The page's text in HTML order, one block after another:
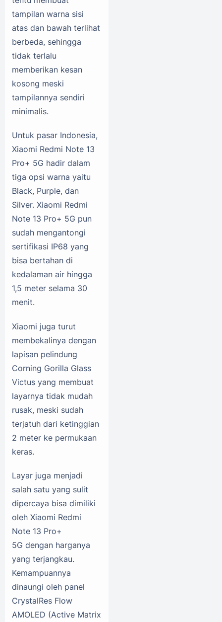
tampilan warna sisi
atas dan bawah terlihat
berbeda, sehingga
tidak terlalu
memberikan kesan
kosong meski
tampilannya sendiri
minimalis.
Untuk pasar Indonesia,
Xiaomi Redmi Note 13
Pro+ 5G hadir dalam
tiga opsi warna yaitu
Black, Purple, dan
Silver. Xiaomi Redmi
Note 13 Pro+ 5G pun
sudah mengantongi
sertifikasi IP68 yang
bisa bertahan di
kedalaman air hingga
1,5 meter selama 30
menit.
Xiaomi juga turut
membekalinya dengan
lapisan pelindung
Corning Gorilla Glass
Victus yang membuat
layarnya tidak mudah
rusak, meski sudah
terjatuh dari ketinggian
2 meter ke permukaan
keras.
Layar juga menjadi
salah satu yang sulit
dipercaya bisa dimiliki
oleh Xiaomi Redmi
Note 13 Pro+
5G dengan harganya
yang terjangkau.
Kemampuannya
dinaungi oleh panel
CrystalRes Flow
AMOLED (Active Matrix